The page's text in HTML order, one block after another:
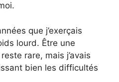
que j’exerçais
lourd. Être une
rare, mais j’avais
bien les difficultés